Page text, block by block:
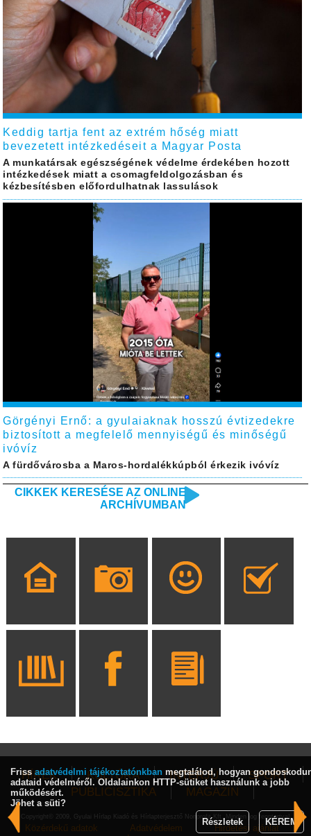
Keddig tartja fent az extrém hőség miatt
bevezetett intézkedéseit a Magyar Posta
A munkatársak egészségének védelme érdekében hozott
intézkedések miatt a csomagfeldolgozásban és
kézbesítésben előfordulhatnak lassulások
Görgényi Ernő: a gyulaiaknak hosszú évtizedekre
biztosított a megfelelő mennyiségű és minőségű
ivóvíz
A fürdővárosba a Maros-hordalékkúpból érkezik ivóvíz
CIKKEK KERESÉSE AZ ONLINE
ARCHÍVUMBAN
HÍREK KULTÚRA INTERJÚ
SPORT
PUBLICISZTIKA
MAGAZIN
Copyright© 2009, Gyulai Hírlap Kiadó és Hírlapterjesztő Nonprofit Kft. Minden jog fenntartva!
Közérdekű adatok Adatvédelem
Hirdetési ajánlat
Friss adatvédelmi tájékoztatónkban megtalálod, hogyan
adataid védelméről. Oldalainkon HTTP-sütiket használunk a jobb
működésért.
Jöhet a süti?
Részletek
KÉREM